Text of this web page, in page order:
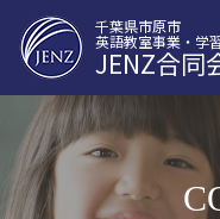
千葉県市原市
英語教室事業・学
JENZ合同